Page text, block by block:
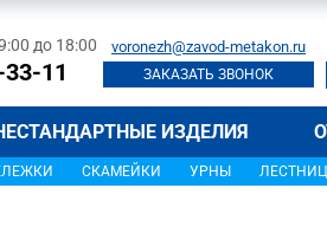
до 18:00
11
voronezh@zavod-metakon.ru
ЗАКАЗАТЬ ЗВОНОК
ИЗДЕЛИЯ
СКАМЕЙКИ УРНЫ